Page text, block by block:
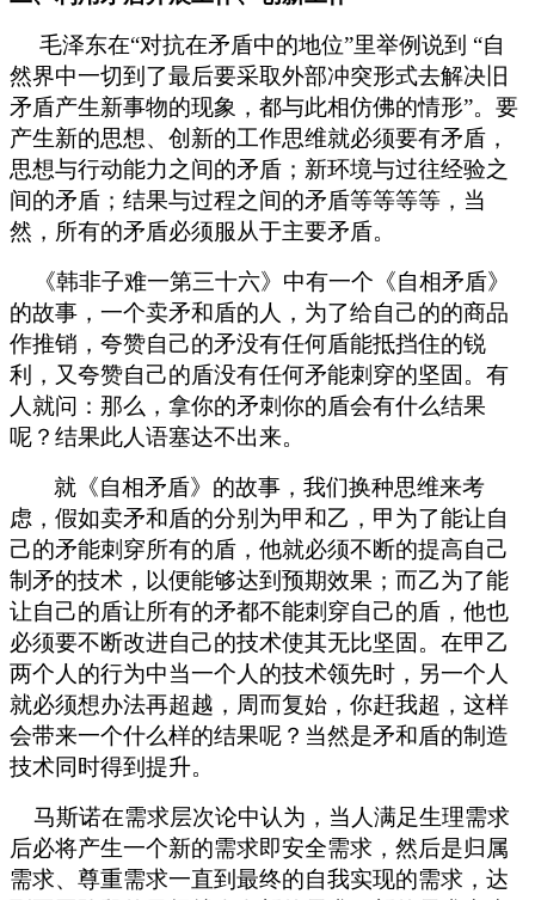
毛泽东在“对抗在矛盾中的地位”里举例说到 “自
然界中一切到了最后要采取外部冲突形式去解决旧
矛盾产生新事物的现象，都与此相仿佛的情形”。要
产生新的思想、创新的工作思维就必须要有矛盾，
思想与行动能力之间的矛盾；新环境与过往经验之
间的矛盾；结果与过程之间的矛盾等等等等，当
然，所有的矛盾必须服从于主要矛盾。
《韩非子难一第三十六》中有一个《自相矛盾》
的故事，一个卖矛和盾的人，为了给自己的的商品
作推销，夸赞自己的矛没有任何盾能抵挡住的锐
利，又夸赞自己的盾没有任何矛能刺穿的坚固。有
人就问：那么，拿你的矛刺你的盾会有什么结果
呢？结果此人语塞达不出来。
就《自相矛盾》的故事，我们换种思维来考
虑，假如卖矛和盾的分别为甲和乙，甲为了能让自
己的矛能刺穿所有的盾，他就必须不断的提高自己
制矛的技术，以便能够达到预期效果；而乙为了能
让自己的盾让所有的矛都不能刺穿自己的盾，他也
必须要不断改进自己的技术使其无比坚固。在甲乙
两个人的行为中当一个人的技术领先时，另一个人
就必须想办法再超越，周而复始，你赶我超，这样
会带来一个什么样的结果呢？当然是矛和盾的制造
技术同时得到提升。
马斯诺在需求层次论中认为，当人满足生理需求
后必将产生一个新的需求即安全需求，然后是归属
需求、尊重需求一直到最终的自我实现的需求，达